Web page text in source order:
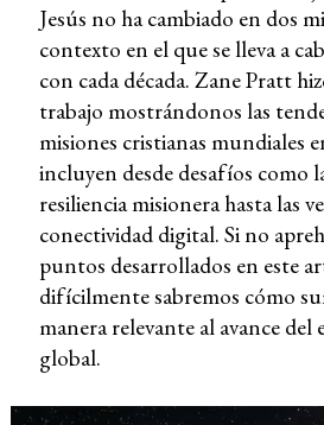
Jesús no ha cambiado en dos
contexto en el que se lleva a
con cada década. Zane Pratt
trabajo mostrándonos las
misiones cristianas mundiales
incluyen desde desafíos como
resiliencia misionera hasta las
conectividad digital. Si no
puntos desarrollados en este
difícilmente sabremos cómo
manera relevante al avance del
global.